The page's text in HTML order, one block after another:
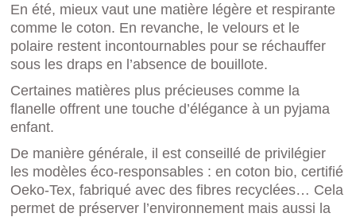
En été, mieux vaut une matière légère et respirante
comme le coton. En revanche, le velours et le
polaire restent incontournables pour se réchauffer
sous les draps en l’absence de bouillote.
Certaines matières plus précieuses comme la
flanelle offrent une touche d’élégance à un pyjama
enfant.
De manière générale, il est conseillé de privilégier
les modèles éco-responsables : en coton bio, certifié
Oeko-Tex, fabriqué avec des fibres recyclées… Cela
permet de préserver l’environnement mais aussi la